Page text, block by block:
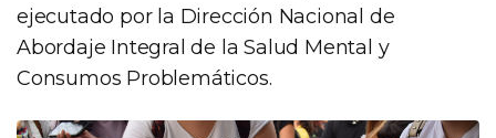
ejecutado por la Dirección Nacional de
Abordaje Integral de la Salud Mental y
Consumos Problemáticos.